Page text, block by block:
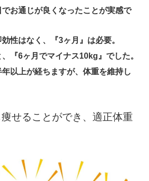
お通じが良くなったことが実感で
性はなく、『3ヶ月』は必要。
『6ヶ月でマイナス10kg』でした。
以上が経ちますが、体重を維持し
せることができ、適正体重